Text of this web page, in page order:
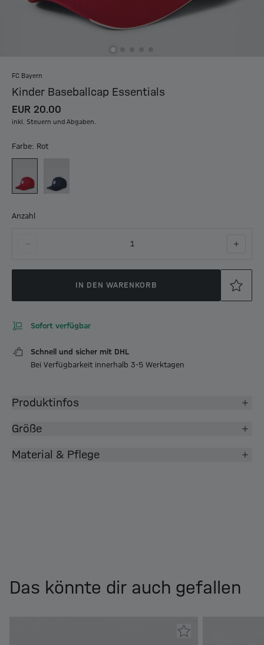
FC Bayern
Kinder Baseballcap Essentials
EUR 20.00
inkl. Steuern und Abgaben.
Farbe: Rot
Anzahl
1
IN DEN WARENKORB
Sofort verfügbar
Schnell und sicher mit DHL
Bei Verfügbarkeit innerhalb 3-5 Werktagen
Produktinfos
Größe
Material & Pflege
Das könnte dir auch gefallen